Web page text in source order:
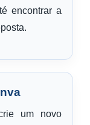
encontrar a
um novo